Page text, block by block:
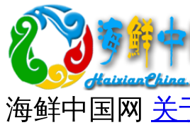
海鲜中国网 关